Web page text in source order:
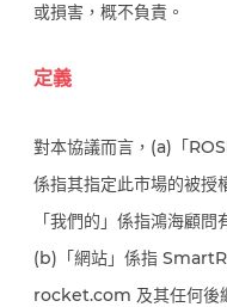
或損害，概不負責。
定義
對本協議而言，(a)「
係指其指定此市場的被授
「我們的」係指鴻海顧
(b)「網站」係指
rocket.com 及其任何後